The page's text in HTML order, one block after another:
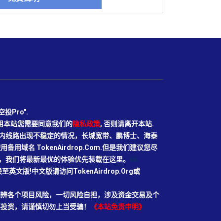
投Pro".
站您需要同意我们的隐私政策, 否则请离开本站.
线路出现不稳定的情况，长城宽带、鹏博士、海泰
备用域名 TokenAirdrop.Com.但是我们建议您尽
们将最新最优的体验优先装载在这里。
英文版!中文版请访问TokenAirdrop.Org或
各个项目风险，一切风险自担，涉及资金交易及个
资，请谨慎切勿上当受骗！
《本站免责申明》